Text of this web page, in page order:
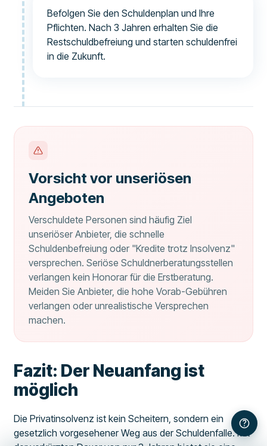
Befolgen Sie den Schuldenplan und Ihre
Pflichten. Nach 3 Jahren erhalten Sie die
Restschuldbefreiung und starten schuldenfrei
in die Zukunft.
Vorsicht vor unseriösen
Angeboten
Verschuldete Personen sind häufig Ziel
unseriöser Anbieter, die schnelle
Schuldenbefreiung oder "Kredite trotz Insolvenz"
versprechen. Seriöse Schuldnerberatungsstellen
verlangen kein Honorar für die Erstberatung.
Meiden Sie Anbieter, die hohe Vorab-Gebühren
verlangen oder unrealistische Versprechen
machen.
Fazit: Der Neuanfang ist
möglich
Die Privatinsolvenz ist kein Scheitern, sondern ein
gesetzlich vorgesehener Weg aus der Schuldenfalle. Mit